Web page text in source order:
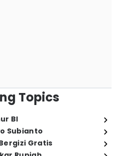
Topics
BI
Subianto
Gratis